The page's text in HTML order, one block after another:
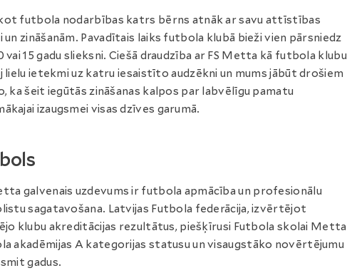
futbola nodarbības katrs bērns atnāk ar savu attīstības
un zināšanām. Pavadītais laiks futbola klubā bieži vien pārsniedz
vai 15 gadu slieksni. Ciešā draudzība ar FS Metta kā futbola klubu
lielu ietekmi uz katru iesaistīto audzēkni un mums jābūt drošiem
ka šeit iegūtās zināšanas kalpos par labvēlīgu pamatu
izaugsmei visas dzīves garumā.
galvenais uzdevums ir futbola apmācība un profesionālu
sagatavošana. Latvijas Futbola federācija, izvērtējot
klubu akreditācijas rezultātus, piešķīrusi Futbola skolai Metta
akadēmijas A kategorijas statusu un visaugstāko novērtējumu
gadus.